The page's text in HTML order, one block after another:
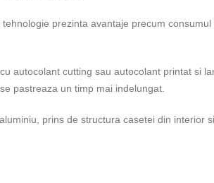
prezinta avantaje precum
autocolant cutting sau autocolant printat si
pastreaza un timp mai indelungat.
prins de structura casetei din interior